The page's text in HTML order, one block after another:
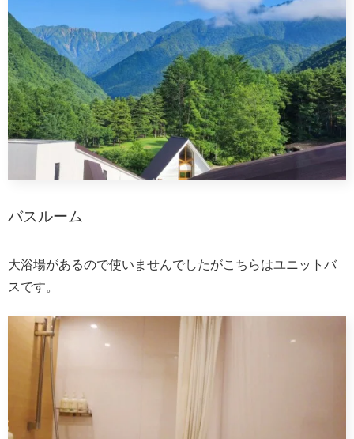
バスルーム
大浴場があるので使いませんでしたがこちらはユニットバ
スです。